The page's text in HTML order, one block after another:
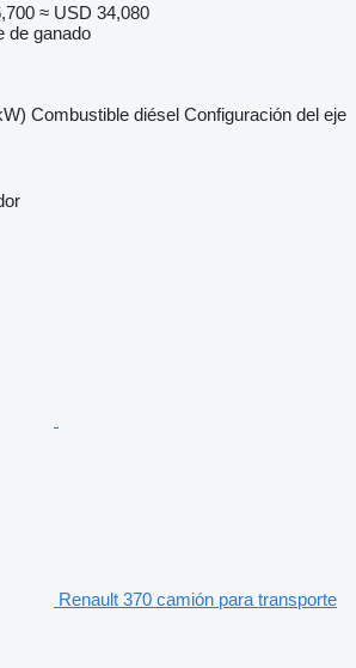
≈ USD 34,080
de ganado
Combustible diésel Configuración del eje
Renault 370 camión para transporte